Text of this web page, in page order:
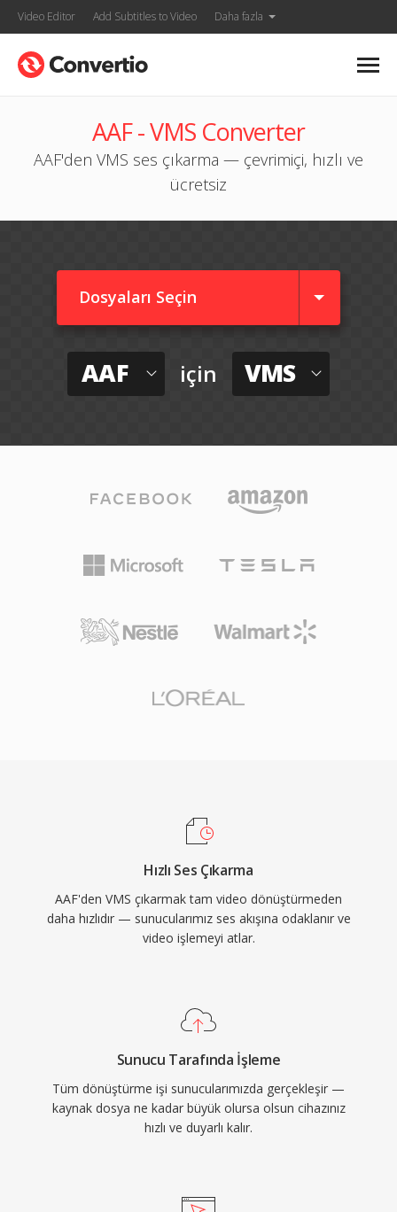
Video Editor Add Subtitles to Video Daha fazla
AAF - VMS Converter
AAF'den VMS ses çıkarma — çevrimiçi, hızlı ve
ücretsiz
Dosyaları Seçin
AAF için VMS
Hızlı Ses Çıkarma
AAF'den VMS çıkarmak tam video dönüştürmeden
daha hızlıdır — sunucularımız ses akışına odaklanır ve
video işlemeyi atlar.
Sunucu Tarafında İşleme
Tüm dönüştürme işi sunucularımızda gerçekleşir —
kaynak dosya ne kadar büyük olursa olsun cihazınız
hızlı ve duyarlı kalır.